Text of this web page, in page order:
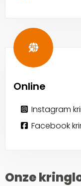
Online
Instagram
Facebook
Onze